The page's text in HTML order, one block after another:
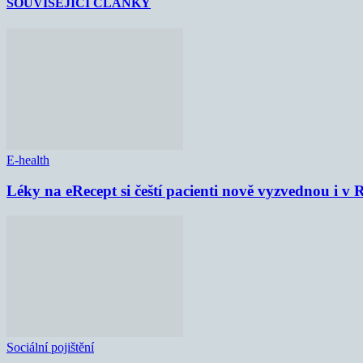
SOUVISEJÍCÍ ČLÁNKY
E-health
Léky na eRecept si čeští pacienti nově vyzvednou i v
Sociální pojištění